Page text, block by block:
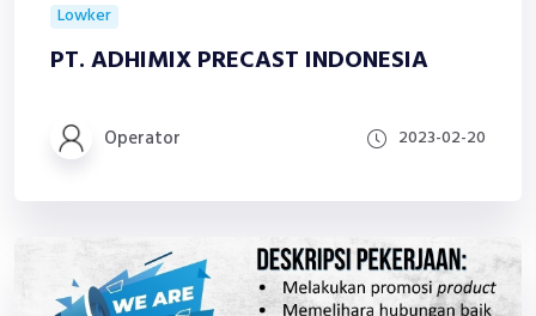
Lowker
PT. ADHIMIX PRECAST INDONESIA
Operator 2023-02-20